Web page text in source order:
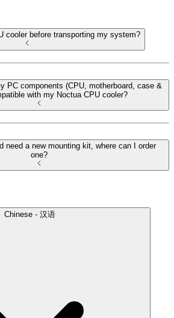
cooler before transporting my system?
PC components (CPU, motherboard, case &
with my Noctua CPU cooler?
need a new mounting kit, where can I order
one?
Chinese - 汉语